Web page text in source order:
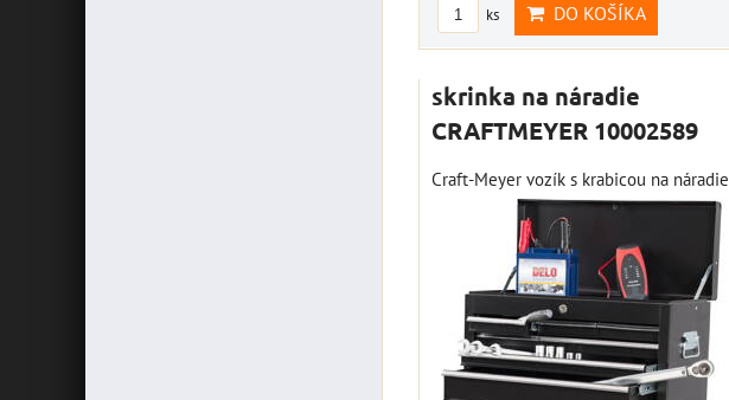
ks DO KOŠÍKA
skrinka na náradie
CRAFTMEYER 10002589
Craft-Meyer vozík s krabicou na náradie